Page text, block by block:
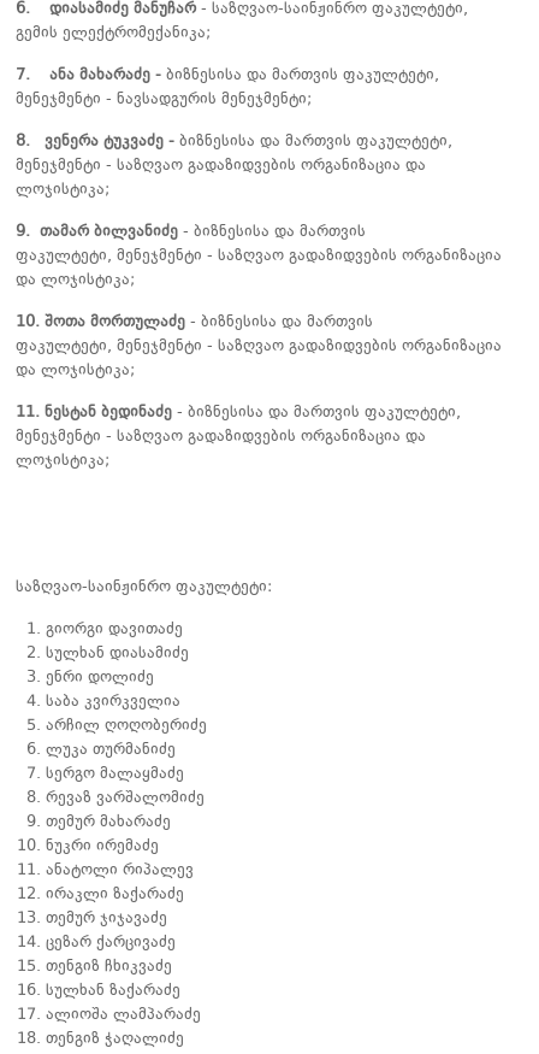
6. დიასამიძე მანუჩარ - საზღვაო-საინჟინრო ფაკულტეტი,
გემის ელექტრომექანიკა;
7. ანა მახარაძე - ბიზნესისა და მართვის ფაკულტეტი,
მენეჯმენტი - ნავსადგურის მენეჯმენტი;
8. ვენერა ტუკვაძე - ბიზნესისა და მართვის ფაკულტეტი,
მენეჯმენტი - საზღვაო გადაზიდვების ორგანიზაცია და
ლოჯისტიკა;
9. თამარ ბილვანიძე - ბიზნესისა და მართვის
ფაკულტეტი, მენეჯმენტი - საზღვაო გადაზიდვების ორგანიზაცია
და ლოჯისტიკა;
10. შოთა მორთულაძე - ბიზნესისა და მართვის
ფაკულტეტი, მენეჯმენტი - საზღვაო გადაზიდვების ორგანიზაცია
და ლოჯისტიკა;
11. ნესტან ბედინაძე - ბიზნესისა და მართვის ფაკულტეტი,
მენეჯმენტი - საზღვაო გადაზიდვების ორგანიზაცია და
ლოჯისტიკა;
საზღვაო-საინჟინრო ფაკულტეტი:
გიორგი დავითაძე
სულხან დიასამიძე
ენრი დოლიძე
საბა კვირკველია
არჩილ ღოღობერიძე
ლუკა თურმანიძე
სერგო მალაყმაძე
რევაზ ვარშალომიძე
თემურ მახარაძე
ნუკრი ირემაძე
ანატოლი რიპალევ
ირაკლი ზაქარაძე
თემურ ჯიჯავაძე
ცეზარ ქარცივაძე
თენგიზ ჩხიკვაძე
სულხან ზაქარაძე
ალიოშა ლამპარაძე
თენგიზ ჭაღალიძე